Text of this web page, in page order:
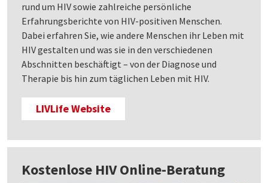
rund um HIV sowie zahlreiche persönliche
Erfahrungsberichte von HIV-positiven Menschen.
Dabei erfahren Sie, wie andere Menschen ihr Leben mit
HIV gestalten und was sie in den verschiedenen
Abschnitten beschäftigt – von der Diagnose und
Therapie bis hin zum täglichen Leben mit HIV.
LIVLife Website
Kostenlose HIV Online-Beratung